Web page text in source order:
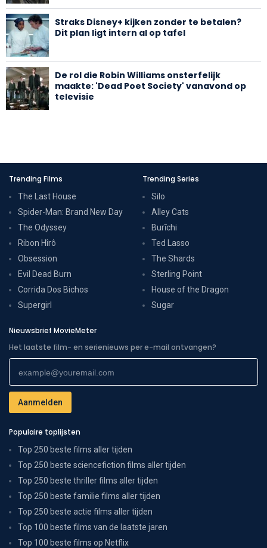
Straks Disney+ kijken zonder te betalen?
Dit plan ligt intern al op tafel
De rol die Robin Williams onsterfelijk
maakte: 'Dead Poet Society' vanavond op
televisie
Trending Films
The Last House
Spider-Man: Brand New Day
The Odyssey
Ribon Hîrô
Obsession
Evil Dead Burn
Corrida Dos Bichos
Supergirl
Trending Series
Silo
Alley Cats
Burīchi
Ted Lasso
The Shards
Sterling Point
House of the Dragon
Sugar
Nieuwsbrief MovieMeter
Het laatste film- en serienieuws per e-mail ontvangen?
Populaire toplijsten
Top 250 beste films aller tijden
Top 250 beste sciencefiction films aller tijden
Top 250 beste thriller films aller tijden
Top 250 beste familie films aller tijden
Top 250 beste actie films aller tijden
Top 100 beste films van de laatste jaren
Top 100 beste films op Netflix